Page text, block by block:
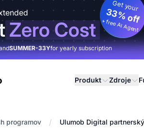
Zero Cost
Get your
33% off
+ free AI Agent
SUMMER-33Yfor yearly subscription
Produkt Zdroje
programov / Ulumob Digital